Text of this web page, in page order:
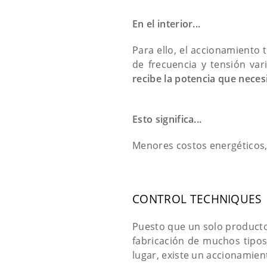
En el interior...
Para ello, el
de frecuencia y tensión
recibe la potencia que
Esto significa...
Menores costos
CONTROL TECHNIQUES
Puesto que un solo
fabricación de muchos
lugar, existe un